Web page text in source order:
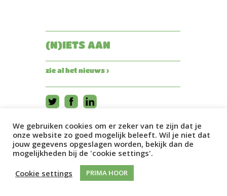
(N)IETS AAN
zie al het nieuws ›
We gebruiken cookies om er zeker van te zijn dat je
onze website zo goed mogelijk beleeft. Wil je niet dat
jouw gegevens opgeslagen worden, bekijk dan de
mogelijkheden bij de 'cookie settings'.
Cookie settings
PRIMA HOOR